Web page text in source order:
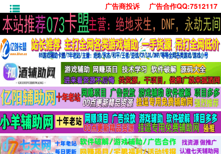
广告商投诉 广告合作QQ:7512117
首页
技术学习
安卓绿化
单机游戏
社交娱乐
系统工具
活动线报